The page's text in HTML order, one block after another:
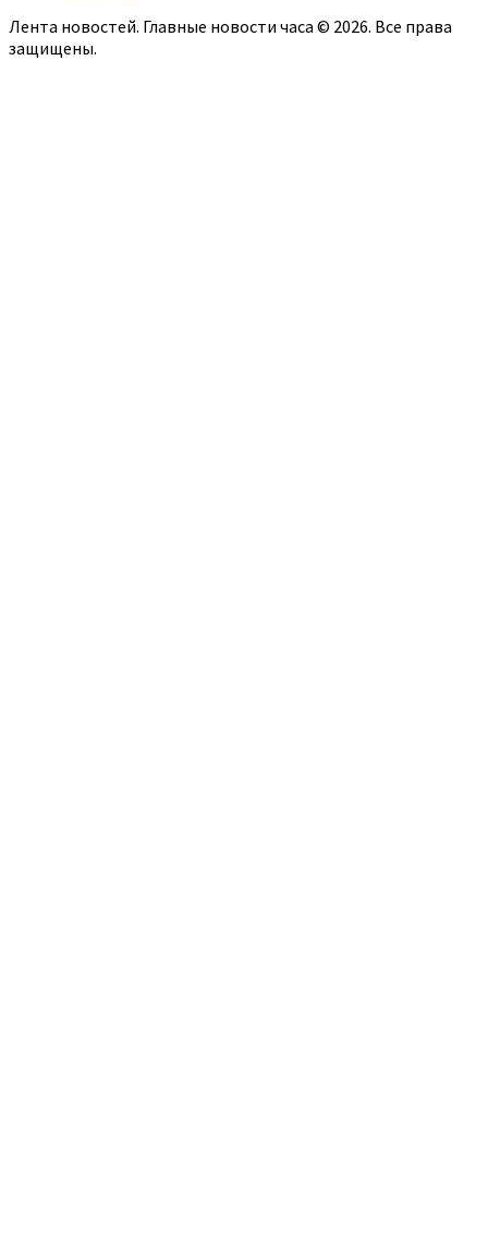
Лента новостей. Главные новости часа © 2026. Все права
защищены.